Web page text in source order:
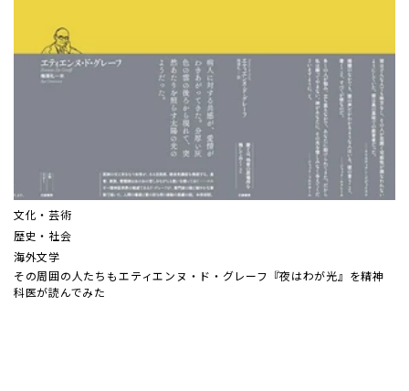
文化・芸術
歴史・社会
海外文学
その周囲の人たちも――エティエンヌ・ド・グレーフ『夜はわが光』を精神
科医が読んでみた